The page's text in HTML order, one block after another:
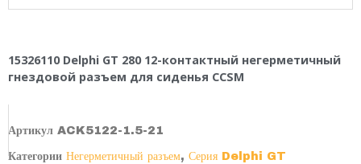
15326110 Delphi GT 280 12-контактный негерметичный
гнездовой разъем для сиденья CCSM
Артикул ACK5122-1.5-21
Категории Негерметичный разъем, Серия Delphi GT